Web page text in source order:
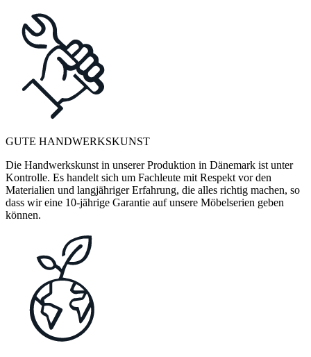
GUTE HANDWERKSKUNST
Die Handwerkskunst in unserer Produktion in Dänemark ist unter
Kontrolle. Es handelt sich um Fachleute mit Respekt vor den
Materialien und langjähriger Erfahrung, die alles richtig machen, so
dass wir eine 10-jährige Garantie auf unsere Möbelserien geben
können.